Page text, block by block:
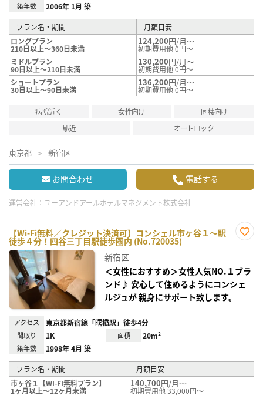
築年数 2006年 1月 築
プラン名・期間
月額目安
ロングプラン
210日以上～360日未満
124,200円/月～
初期費用他 0円～
ミドルプラン
90日以上～210日未満
130,200円/月～
初期費用他 0円～
ショートプラン
30日以上～90日未満
136,200円/月～
初期費用他 0円～
病院近く 女性向け
同棲向け
駅近
オートロック
東京都 新宿区
お問合わせ 電話する
運営会社： ユーアンドアールホテルマネジメント株式会社
【Wi-Fi無料／クレジット決済可】コンシェル市ヶ谷１～駅
徒歩４分！四谷三丁目駅徒歩圏内 (No.720035)
録
新宿区
＜女性におすすめ＞女性人気NO.１ブラ
ンド♪ 安心して住めるようにコンシェ
ルジュが 親身にサポート致します。
アクセス 東京都新宿線「曙橋駅」徒歩4分
間取り 1K 面積 20m²
築年数 1998年 4月 築
プラン名・期間
月額目安
市ヶ谷１【WI-FI無料プラン】
1ヶ月以上～12ヶ月未満
140,700円/月～
初期費用他 33,000円～